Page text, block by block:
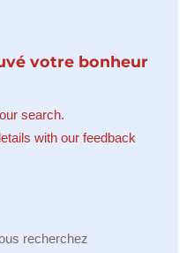
votre bonheur
search.
with our feedback
recherchez